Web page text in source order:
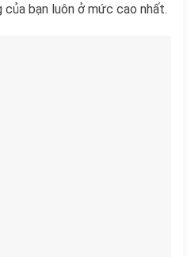
bạn luôn ở mức cao nhất.